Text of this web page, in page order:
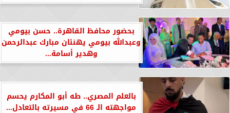
بحضور محافظ القاهرة.. حسن بيومي
وعبدالله بيومي يهنئان مبارك عبدالرحمن
وهدير أسامة...
بالعلم المصري.. طه أبو المكارم يحسم
مواجهته الـ 66 في مسيرته بالتعادل...